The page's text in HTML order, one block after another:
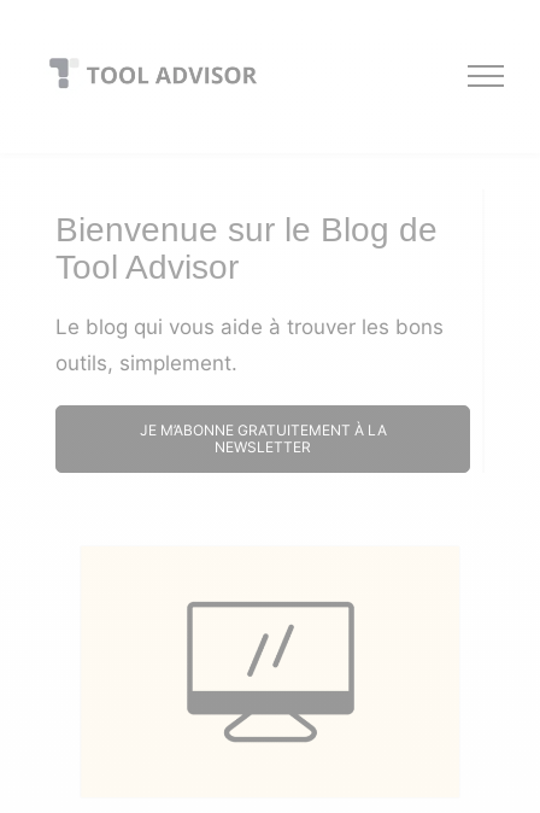
content
Bienvenue sur le Blog de
Tool Advisor
Le blog qui vous aide à trouver les bons
outils, simplement.
JE M’ABONNE GRATUITEMENT À LA
NEWSLETTER